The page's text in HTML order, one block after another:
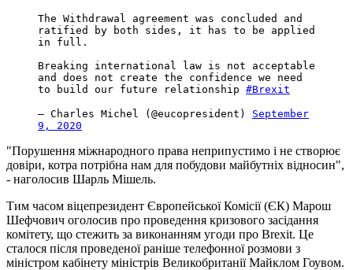
The Withdrawal agreement was concluded and
ratified by both sides, it has to be applied
in full.
Breaking international law is not acceptable
and does not create the confidence we need
to build our future relationship #Brexit
— Charles Michel (@eucopresident) September
9, 2020
"Порушення міжнародного права неприпустимо і не створює
довіри, котра потрібна нам для побудови майбутніх відносин",
- наголосив Шарль Мішель.
Тим часом віцепрезидент Європейської Комісії (ЄК) Марош
Шефчович оголосив про проведення кризового засідання
комітету, що стежить за виконанням угоди про Brexit. Це
сталося після проведеної раніше телефонної розмови з
міністром кабінету міністрів Великобританії Майклом Гоувом.